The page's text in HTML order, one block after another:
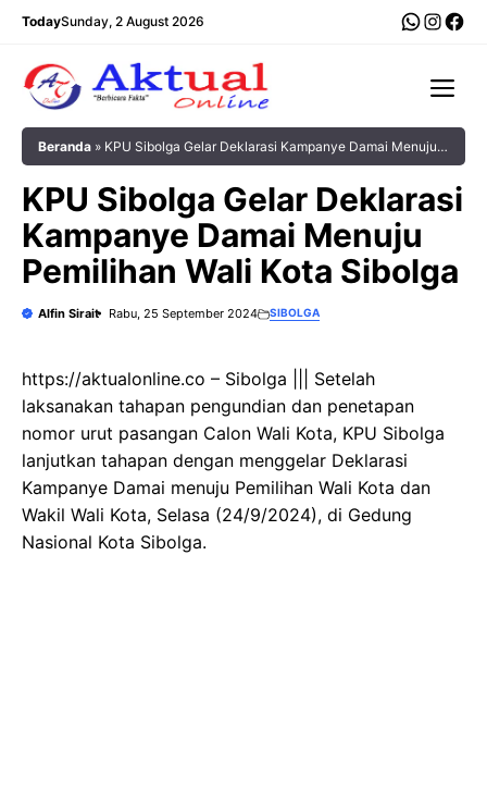
Langsung
TodaySunday, 2 August 2026
Beranda » KPU Sibolga Gelar Deklarasi Kampanye Damai Menuju
KPU Sibolga Gelar Deklarasi
Kampanye Damai Menuju
Pemilihan Wali Kota Sibolga
Alfin Sirait Rabu, 25 September 2024 SIBOLGA
https://aktualonline.co – Sibolga ||| Setelah
laksanakan tahapan pengundian dan penetapan
nomor urut pasangan Calon Wali Kota, KPU Sibolga
lanjutkan tahapan dengan menggelar Deklarasi
Kampanye Damai menuju Pemilihan Wali Kota dan
Wakil Wali Kota, Selasa (24/9/2024), di Gedung
Nasional Kota Sibolga.